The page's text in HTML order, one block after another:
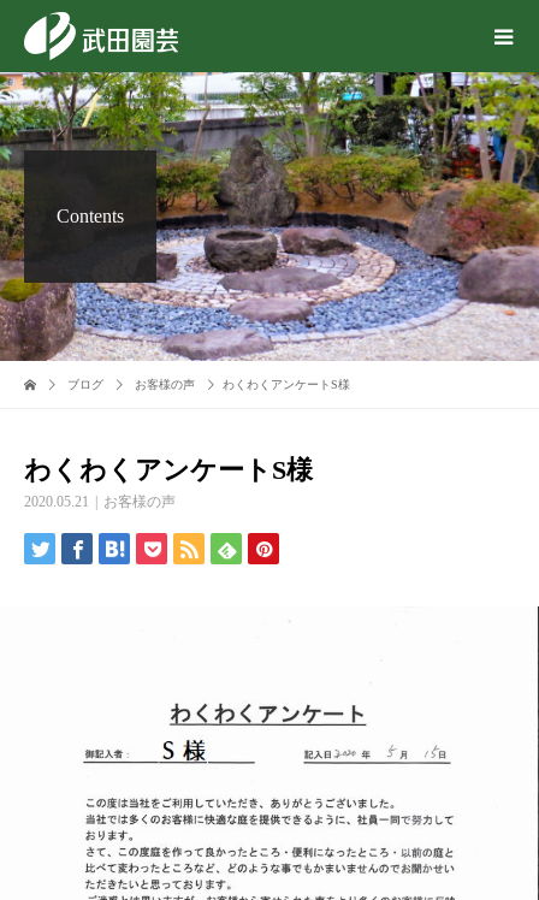
Contents
ブログ お客様の声 わくわくアンケートS様
わくわくアンケートS様
2020.05.21 お客様の声